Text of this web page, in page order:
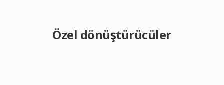
Özel dönüştürücüler